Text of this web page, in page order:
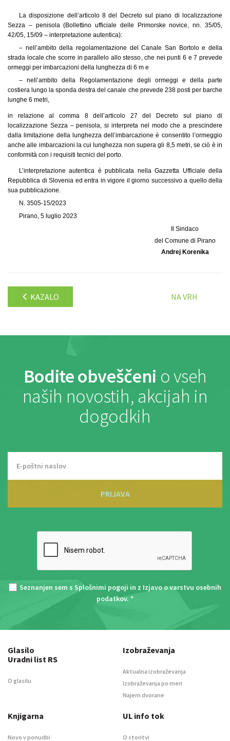
La disposizione dell’articolo 8 del Decreto sul piano di localizzazione
Sezza – penisola (Bollettino ufficiale delle Primorske novice, nn. 35/05,
42/05, 15/09 – interpretazione autentica):
– nell’ambito della regolamentazione del Canale San Bortolo e della
strada locale che scorre in parallelo allo stesso, che nei punti 6 e 7 prevede
ormeggi per imbarcazioni della lunghezza di 6 m e
– nell’ambito della Regolamentazione degli ormeggi e della parte
costiera lungo la sponda destra del canale che prevede 238 posti per barche
lunghe 6 metri,
in relazione al comma 8 dell’articolo 27 del Decreto sul piano di
localizzazione Sezza – penisola, si interpreta nel modo che a prescindere
dalla limitazione della lunghezza dell’imbarcazione è consentito l’ormeggio
anche alle imbarcazioni la cui lunghezza non supera gli 8,5 metri, se ciò è in
conformità con i requisiti tecnici del porto.
L’interpretazione autentica è pubblicata nella Gazzetta Ufficiale della
Repubblica di Slovenia ed entra in vigore il giorno successivo a quello della
sua pubblicazione.
N. 3505-15/2023
Pirano, 5 luglio 2023
Il Sindaco
del Comune di Pirano
Andrej Korenika
KAZALO NA VRH
Bodite obveščeni o vseh
naših novostih, akcijah in
dogodkih
PRIJAVA
Seznanjen sem s Splošnimi pogoji in z Izjavo o varstvu osebnih
podatkov. *
Glasilo
Uradni list RS
O glasilu
Izobraževanja
Aktualna izobraževanja
Izobraževanja po meri
Najem dvorane
Knjigarna
Novo v ponudbi
UL info tok
O storitvi